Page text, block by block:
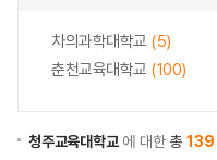
차의과학대학교 (5)
춘천교육대학교 (100)
청주교육대학교에 대한총139